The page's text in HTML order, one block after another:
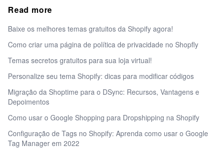
Read more
Baixe os melhores temas gratuitos da Shopify agora!
Como criar uma página de política de privacidade no Shopfly
Temas secretos gratuitos para sua loja virtual!
Personalize seu tema Shopify: dicas para modificar códigos
Migração da Shoptime para o DSync: Recursos, Vantagens e
Depoimentos
Como usar o Google Shopping para Dropshipping na Shopify
Configuração de Tags no Shopify: Aprenda como usar o Google
Tag Manager em 2022